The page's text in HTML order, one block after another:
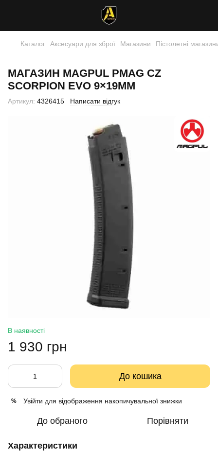
Каталог Аксесуари для зброї Магазини Пістолетні
МАГАЗИН MAGPUL PMAG CZ
SCORPION EVO 9×19MM
Артикул: 4326415 Написати відгук
В наявності
1 930 грн
До кошика
% Увійти для відображення накопичувальної знижки
До обраного Порівняти
Характеристики